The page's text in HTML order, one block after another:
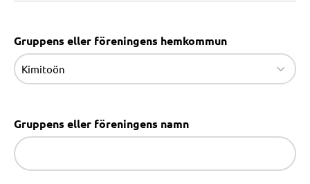
Gruppens eller föreningens hemkommun
Gruppens eller föreningens namn